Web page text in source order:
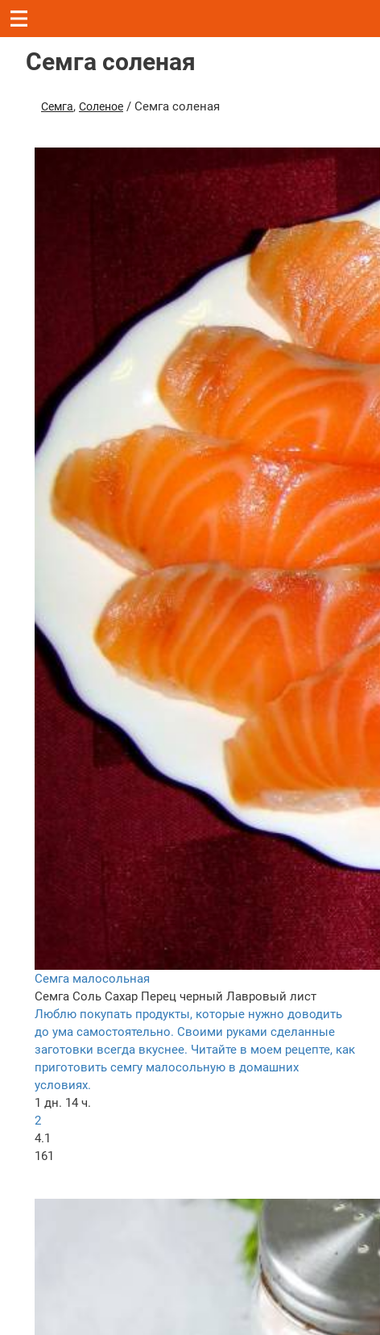
Семга соленая
Семга, Соленое / Семга соленая
Семга малосольная
Семга Соль Сахар Перец черный Лавровый лист
Люблю покупать продукты, которые нужно доводить
до ума самостоятельно. Своими руками сделанные
заготовки всегда вкуснее. Читайте в моем рецепте, как
приготовить семгу малосольную в домашних
условиях.
1 дн. 14 ч.
2
4.1
161